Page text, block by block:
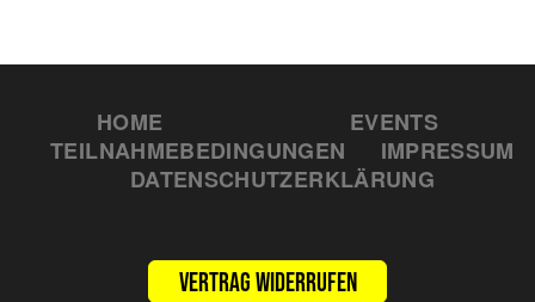
HOME
EVENTS
TEILNAHMEBEDINGUNGEN
IMPRESSUM
DATENSCHUTZERKLÄRUNG
Vertrag widerrufen